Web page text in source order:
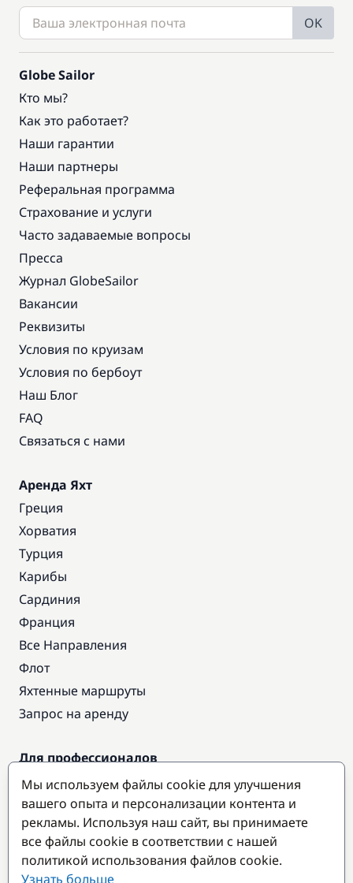
OK
Globe Sailor
Кто мы?
Как это работает?
Наши гарантии
Наши партнеры
Реферальная программа
Страхование и услуги
Часто задаваемые вопросы
Пресса
Журнал GlobeSailor
Вакансии
Реквизиты
Условия по круизам
Условия по бербоут
Наш Блог
FAQ
Связаться с нами
Аренда Яхт
Греция
Хорватия
Турция
Карибы
Сардиния
Франция
Все Направления
Флот
Яхтенные маршруты
Запрос на аренду
Для профессионалов
Доступ про
Стать партнером
Популярные направления
Мы используем файлы cookie для улучшения
вашего опыта и персонализации контента и
рекламы. Используя наш сайт, вы принимаете
все файлы cookie в соответствии с нашей
политикой использования файлов cookie.
Узнать больше